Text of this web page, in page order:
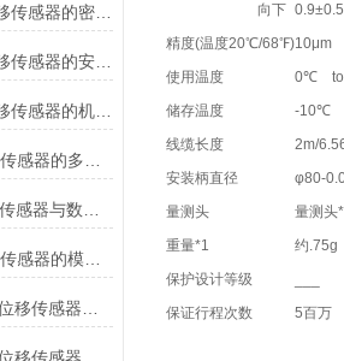
HS-7000mm-A2 拉绳位移传感器的密封与防尘配件的电气安全？
HS-5000mm-A2 拉绳位移传感器的安装支架配件有哪些形式
HS-4000mm-A2 拉绳位移传感器的机构配件是如何设计的
MLT-J1000-V1 拉绳位移传感器的模拟量信号传输时，如何选择？
向下
精度(温度20℃/68℉)10μm
使用温度
0℃ to
储存温度
-10℃
线缆长度
2m/
安装柄直径
φ80-
量测头
量测头
重量*1
约.75g
保护设计等级
保证行程次数
5百万